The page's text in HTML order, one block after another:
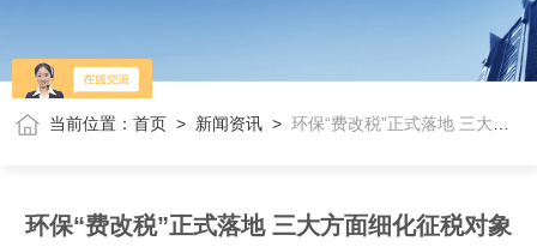
当前位置：首页 > 新闻资讯 >环保“费改税”正式落地 三大方面细化征税对象
环保“费改税”正式落地 三大方面细化征税对象